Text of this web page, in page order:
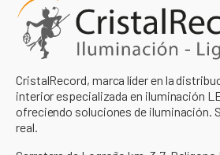
CristalRecord, marca líder en la
interior especializada en iluminación
ofreciendo soluciones de iluminación.
real.